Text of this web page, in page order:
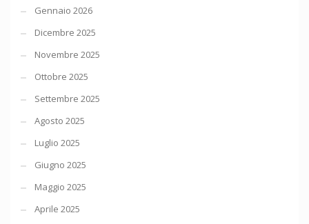
Gennaio 2026
Dicembre 2025
Novembre 2025
Ottobre 2025
Settembre 2025
Agosto 2025
Luglio 2025
Giugno 2025
Maggio 2025
Aprile 2025